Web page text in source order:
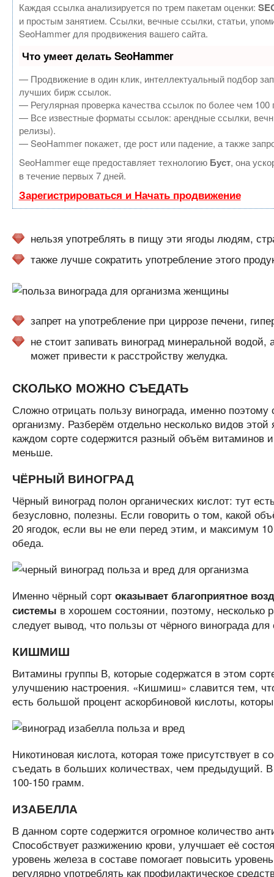
Каждая ссылка анализируется по трем пакетам оценки:
и простым занятием. Ссылки, вечные ссылки, статьи,
SeoHammer для продвижения вашего сайта.
Что умеет делать SeoHammer
— Продвижение в один клик, интеллектуальный подбор
лучших бирж ссылок.
— Регулярная проверка качества ссылок по более чем
— Все известные форматы ссылок: арендные ссылки,
релизы).
— SeoHammer покажет, где рост или падение, а также
SeoHammer еще предоставляет технологию Буст, она
в течение первых 7 дней.
Зарегистрироваться и Начать продвижение
нельзя употреблять в пищу эти ягоды людям,
также лучше сократить употребление этого
запрет на употребление при циррозе печени,
не стоит запивать виноград минеральной
может привести к расстройству желудка.
СКОЛЬКО МОЖНО СЪЕДАТЬ
Сложно отрицать пользу винограда, именно поэтому
организму. Разберём отдельно несколько видов
каждом сорте содержится разный объём витаминов
меньше.
ЧЁРНЫЙ ВИНОГРАД
Чёрный виноград полон органических кислот: тут
безусловно, полезны. Если говорить о том, какой
20 ягодок, если вы не ели перед этим, и максимум
обеда.
Именно чёрный сорт оказывает благоприятное
системы в хорошем состоянии, поэтому, несколько
следует вывод, что пользы от чёрного винограда
КИШМИШ
Витамины группы В, которые содержатся в этом
улучшению настроения. «Кишмиш» славится тем,
есть большой процент аскорбиновой кислоты,
Никотиновая кислота, которая тоже присутствует в
съедать в больших количествах, чем предыдущий. В
100-150 грамм.
ИЗАБЕЛЛА
В данном сорте содержится огромное количество
Способствует разжижению крови, улучшает её
уровень железа в составе помогает повысить
регулярно употреблять как профилактическое